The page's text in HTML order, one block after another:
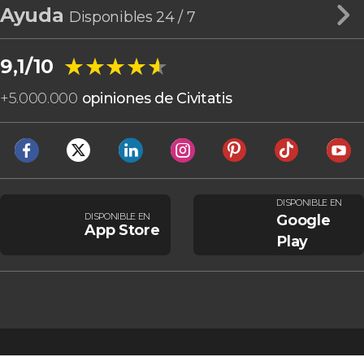
Ayuda Disponibles 24 / 7
9,1/10 ★★★★★
★★★★★
+5.000.000 opiniones de Civitatis
DISPONIBLE EN
App Store
DISPONIBLE EN
Google
Play